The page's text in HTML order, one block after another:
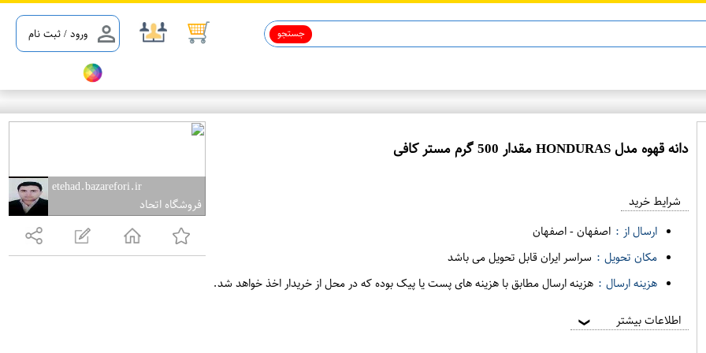
ورود / ثبت نام جستجو
etehad.bazarefori.ir
فروشگاه اتحاد
دانه قهوه مدل HONDURAS مقدار 500 گرم مستر کافی
و
شرایط خرید
ارسال از : اصفهان-اصفهان
مکان تحویل : سراسر ایران قابل تحویل می باشد
هزینه ارسال : هزینه ارسال مطابق با هزینه های پست یا پیک بوده که در محل از خریدار اخذ خواهد شد.
اطلاعات بیشتر ❯